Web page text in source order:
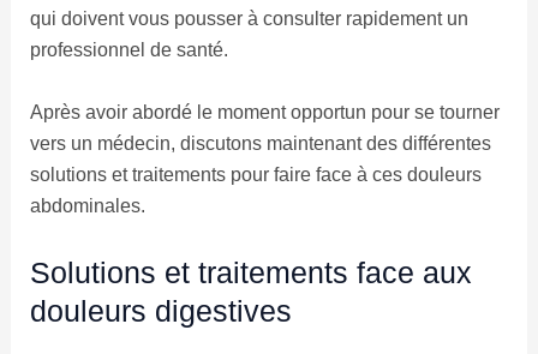
qui doivent vous pousser à consulter rapidement un
professionnel de santé.
Après avoir abordé le moment opportun pour se tourner
vers un médecin, discutons maintenant des différentes
solutions et traitements pour faire face à ces douleurs
abdominales.
Solutions et traitements face aux
douleurs digestives